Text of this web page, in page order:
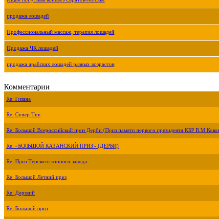
продажа лошадей
Профессиональный массаж, терапия лошадей
Продажа ЧК лошадей
продажа арабских лошадей разных возрастов
Комментарии
Re: Гизана
Re: Супер Тип
Re: Большой Всероссийский приз Дерби (Приз памяти первого президента КБР
Re: «БОЛЬШОЙ КАЗАНСКИЙ ПРИЗ» (ДЕРБИ)
Re: Приз Терского конного завода
Re: Большой Летний приз
Re: Дерзкий
Re: Большой приз